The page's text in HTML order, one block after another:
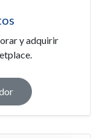
y adquirir